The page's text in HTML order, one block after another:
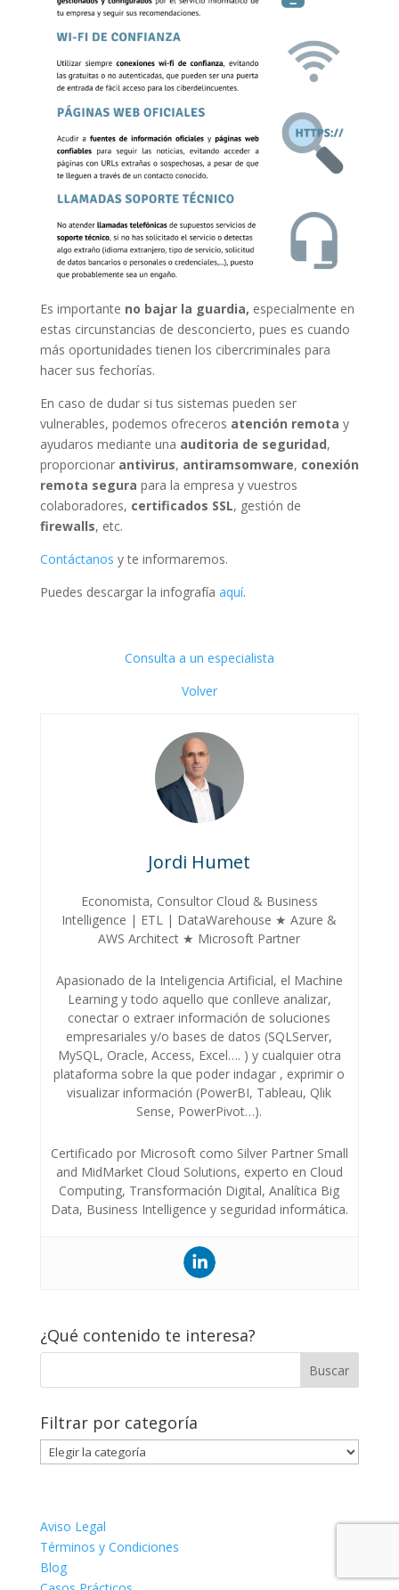
Es importante no bajar la guardia, especialmente en
estas circunstancias de desconcierto, pues es cuando
más oportunidades tienen los cibercriminales para
hacer sus fechorías.
En caso de dudar si tus sistemas pueden ser
vulnerables, podemos ofreceros atención remota y
ayudaros mediante una auditoria de seguridad,
proporcionar antivirus, antiramsomware, conexión
remota segura para la empresa y vuestros
colaboradores, certificados SSL, gestión de
firewalls, etc.
Contáctanos y te informaremos.
Puedes descargar la infografía aquí.
Consulta a un especialista
Volver
Jordi Humet
Economista, Consultor Cloud & Business
Intelligence | ETL | DataWarehouse ★ Azure &
AWS Architect ★ Microsoft Partner
Apasionado de la Inteligencia Artificial, el Machine
Learning y todo aquello que conlleve analizar,
conectar o extraer información de soluciones
empresariales y/o bases de datos (SQLServer,
MySQL, Oracle, Access, Excel…. ) y cualquier otra
plataforma sobre la que poder indagar , exprimir o
visualizar información (PowerBI, Tableau, Qlik
Sense, PowerPivot…).
Certificado por Microsoft como Silver Partner Small
and MidMarket Cloud Solutions, experto en Cloud
Computing, Transformación Digital, Analítica Big
Data, Business Intelligence y seguridad informática.
¿Qué contenido te interesa?
Filtrar por categoría
Filtrar
por
Aviso Legal
Términos y Condiciones
Blog